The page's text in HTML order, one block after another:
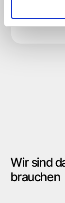
Wir sind
brauchen